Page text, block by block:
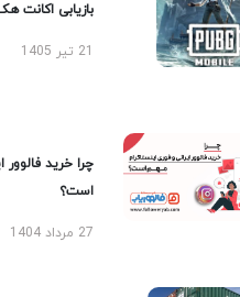
بازیابی اکانت
چرا خرید فالوور
است؟
27 مرداد 1404